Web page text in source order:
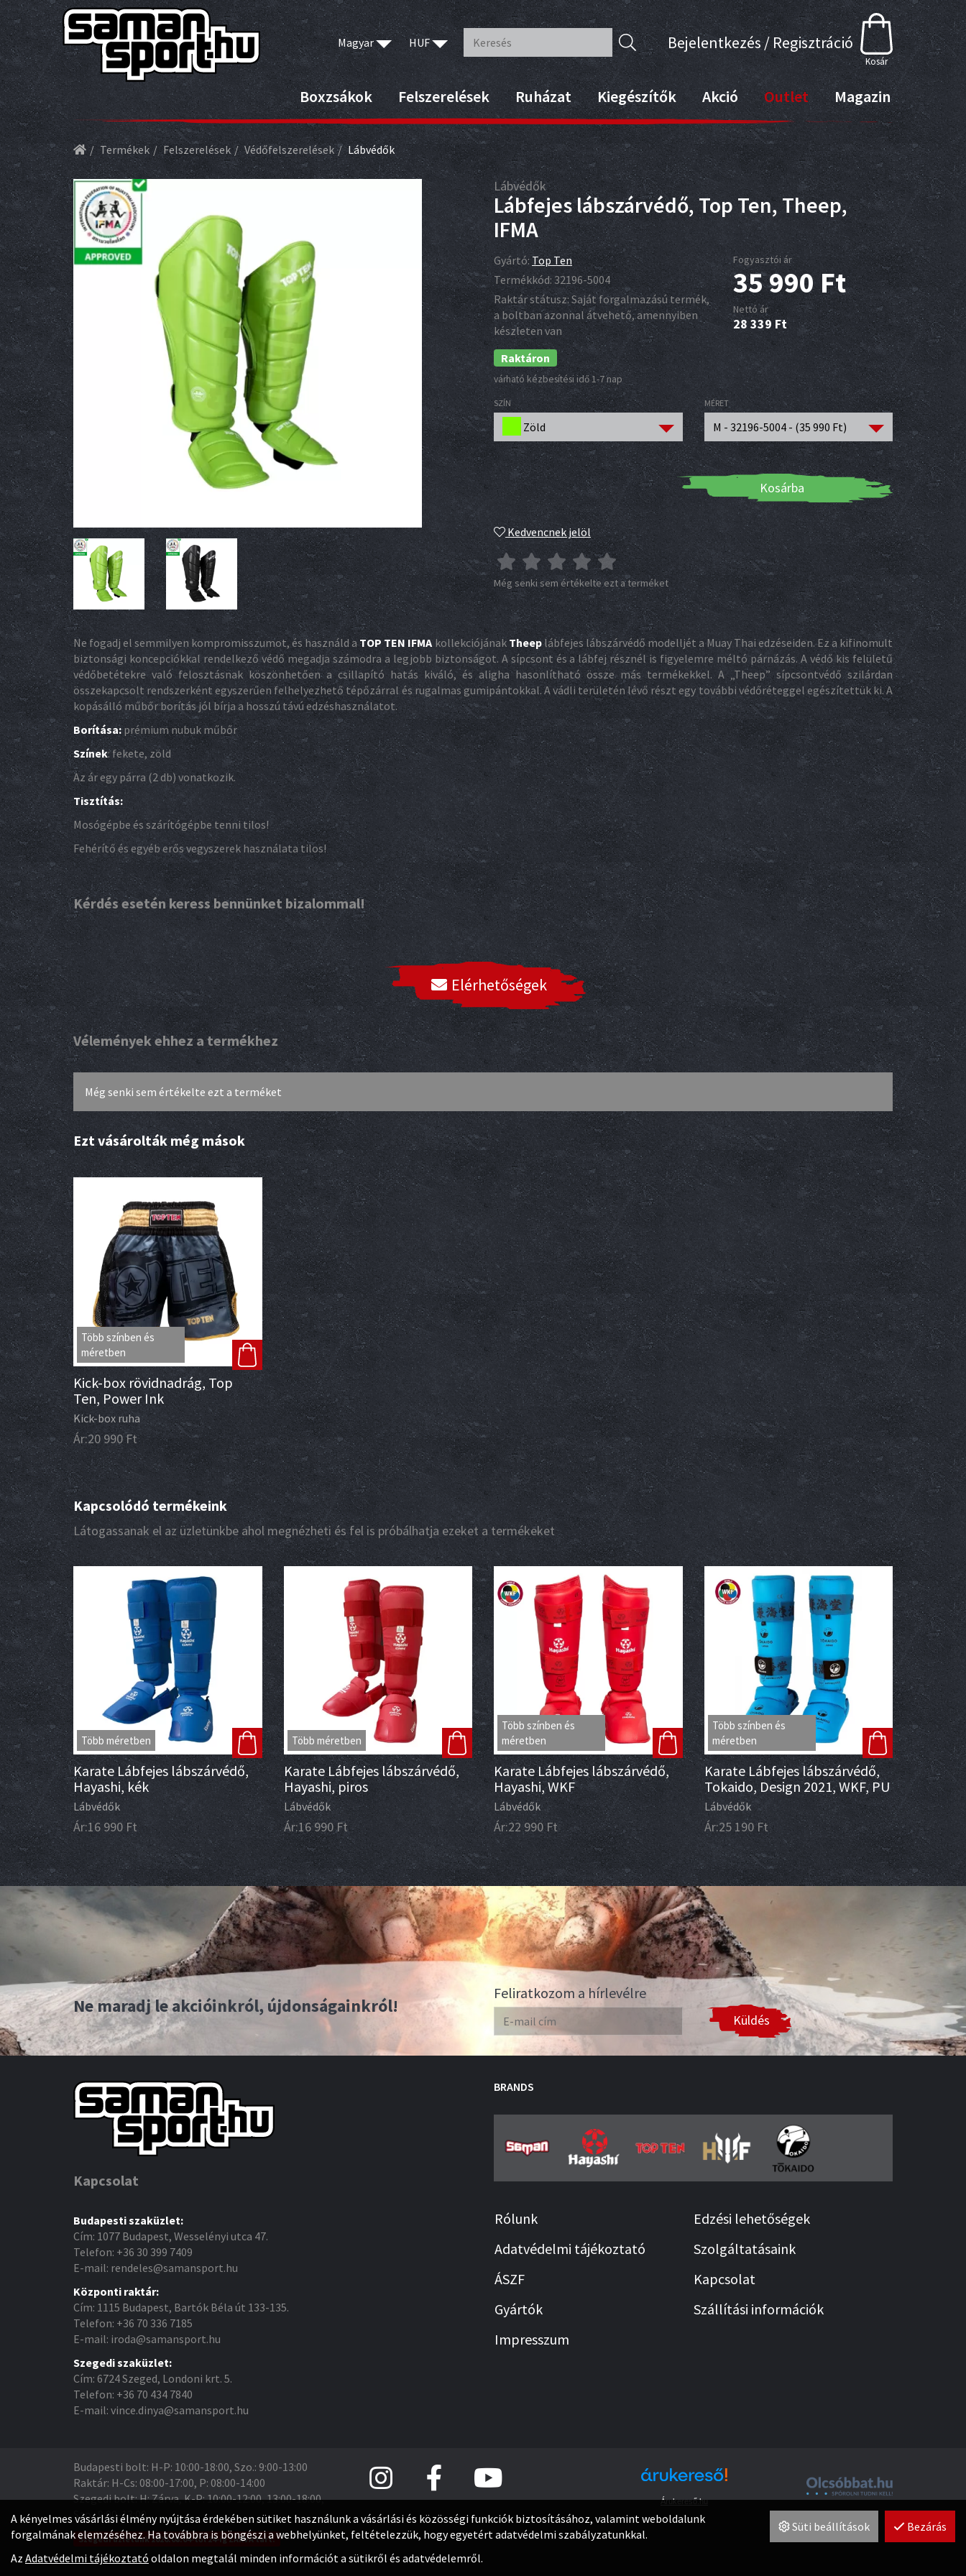
Magyar HUF Bejelentkezés / Regisztráció
Kosár
Boxzsákok Felszerelések Ruházat Kiegészítők Akció Outlet Magazin
Termékek Felszerelések Védőfelszerelések Lábvédők
Lábvédők
Lábfejes lábszárvédő, Top Ten, Theep,
IFMA
Fogyasztói ár
35 990Ft
Nettó ár
28 339 Ft
Gyártó: Top Ten
Termékkód: 32196-5004
Raktár státusz: Saját forgalmazású termék,
a boltban azonnal átvehető, amennyiben
készleten van
Raktáron
várható kézbesítési idő 1-7 nap
SZÍN
Zöld
MÉRET
M - 32196-5004 - (35 990 Ft)
Kosárba
Kedvencnek jelöl
Még senki sem értékelte ezt a terméket
Ne fogadj el semmilyen kompromisszumot, és használd aTOP TEN IFMAkollekciójának Theeplábfejes lábszárvédő modelljét a Muay Thai edzéseiden. Ez a kifinomult
biztonsági koncepciókkal rendelkező védő megadja számodra a legjobb biztonságot. A sípcsont és a lábfej résznél is figyelemre méltó párnázás. A védő kis felületű
védőbetétekre való felosztásnak köszönhetően a csillapító hatás kiváló, és aligha hasonlítható össze más termékekkel. A „Theep” sípcsontvédő szilárdan
összekapcsolt rendszerként egyszerűen felhelyezhető tépőzárral és rugalmas gumipántokkal. A vádli területén lévő részt egy további védőréteggel egészítettük ki. A
kopásálló műbőr borítás jól bírja a hosszú távú edzéshasználatot.
Borítása:prémium nubuk műbőr
Színek: fekete, zöld
Az ár egy párra (2 db) vonatkozik.
Tisztítás:
Mosógépbe és szárítógépbe tenni tilos!
Fehérítő és egyéb erős vegyszerek használata tilos!
Kérdés esetén keress bennünket bizalommal!
Elérhetőségek
Vélemények ehhez a termékhez
Még senki sem értékelte ezt a terméket
Ezt vásárolták még mások
Több színben és
méretben
Kick-box rövidnadrág, Top
Ten, Power Ink
Kick-box ruha
Ár:20 990Ft
Kapcsolódó termékeink
Látogassanak el az üzletünkbe ahol megnézheti és fel is próbálhatja ezeket a termékeket
Több méretben
Karate Lábfejes lábszárvédő,
Hayashi, kék
Lábvédők
Ár:16 990 Ft
Több méretben
Karate Lábfejes lábszárvédő,
Hayashi, piros
Lábvédők
Ár:16 990Ft
Több színben és
méretben
Karate Lábfejes lábszárvédő,
Hayashi, WKF
Lábvédők
Ár:22 990Ft
Több színben és
méretben
Karate Lábfejes lábszárvédő,
Tokaido, Design 2021, WKF, PU
Lábvédők
Ár:25 190Ft
Ne maradj le akcióinkról, újdonságainkról!
Feliratkozom a hírlevélre
Küldés
Kapcsolat
Budapesti szaküzlet:
Cím: 1077 Budapest, Wesselényi utca 47.
Telefon: +36 30 399 7409
E-mail: rendeles@samansport.hu
Központi raktár:
Cím: 1115 Budapest, Bartók Béla út 133-135.
Telefon: +36 70 336 7185
E-mail: iroda@samansport.hu
Szegedi szaküzlet:
Cím: 6724 Szeged, Londoni krt. 5.
Telefon: +36 70 434 7840
E-mail: vince.dinya@samansport.hu
BRANDS
Rólunk
Edzési lehetőségek
Adatvédelmi tájékoztató
Szolgáltatásaink
ÁSZF
Kapcsolat
Gyártók
Szállítási információk
Impresszum
Budapesti bolt: H-P: 10:00-18:00, Szo.: 9:00-13:00
Raktár: H-Cs: 08:00-17:00, P: 08:00-14:00
Szegedi bolt: H: Zárva, K-P: 10:00-12:00, 13:00-18:00,
Szo.: 9:00-13:00
Szegedi üzletünk 2026.08.04-től 24-ig ZÁRVA tart.
Árukereső.hu
Süti beállítások Bezárás
A kényelmes vásárlási élmény nyújtása érdekében sütiket használunk a vásárlási és közösségi funkciók biztosításához, valamint weboldalunk
forgalmának elemzéséhez. Ha továbbra is böngészi a webhelyünket, feltételezzük, hogy egyetért adatvédelmi szabályzatunkkal.
Az Adatvédelmi tájékoztató oldalon megtalál minden információt a sütikről és adatvédelemről.